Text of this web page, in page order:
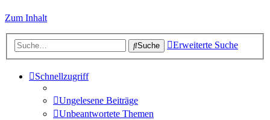
Zum Inhalt
Suche Erweiterte Suche
Schnellzugriff
Ungelesene Beiträge
Unbeantwortete Themen